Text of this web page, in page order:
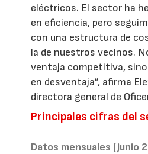
eléctricos. El sector ha
en eficiencia, pero
con una estructura de
la de nuestros vecinos.
ventaja competitiva,
en desventaja”, afirma
directora general de
Principales cifras del
Datos mensuales (junio